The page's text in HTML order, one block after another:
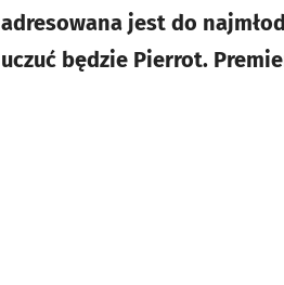
adresowana jest do
uczuć będzie Pierrot.